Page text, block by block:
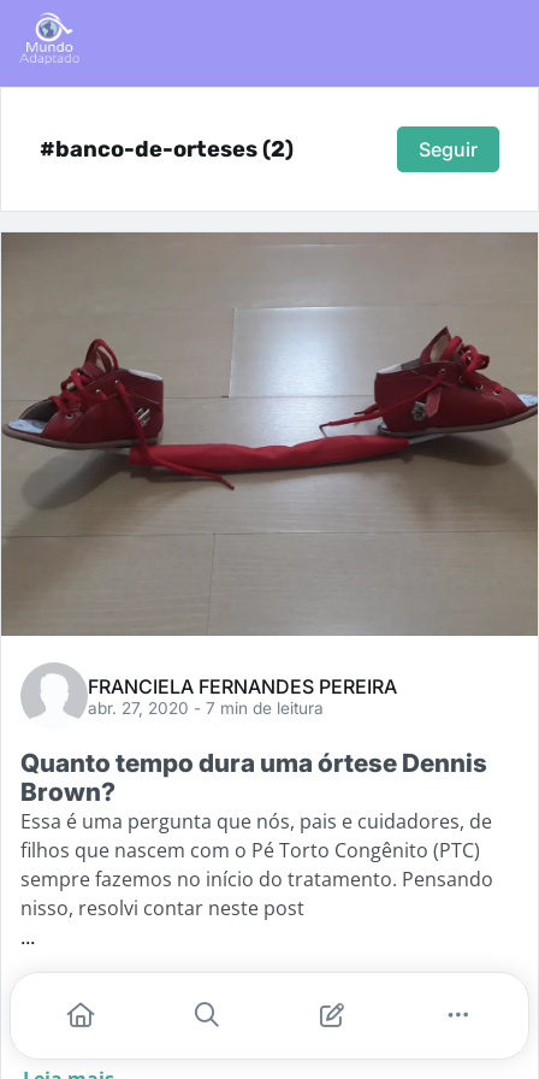
#banco-de-orteses (2) Seguir
FRANCIELA FERNANDES PEREIRA
abr. 27, 2020 - 7 min de leitura
Quanto tempo dura uma órtese Dennis
Brown?
Essa é uma pergunta que nós, pais e cuidadores, de
filhos que nascem com o Pé Torto Congênito (PTC)
sempre fazemos no início do tratamento. Pensando
nisso, resolvi contar neste post
...
#banco de órteses
#órtese